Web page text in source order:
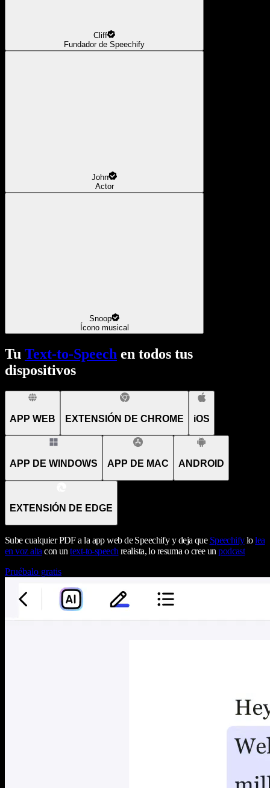
Cliff
Fundador de Speechify
John
Actor
Snoop
Ícono musical
Tu Text-to-Speech en todos tus
dispositivos
APP WEB EXTENSIÓN DE CHROME iOS
APP DE WINDOWS APP DE MAC ANDROID
EXTENSIÓN DE EDGE
Sube cualquier PDF a la app web de Speechify y deja que Speechifylolea
en voz alta con untext-to-speech realista, lo resuma o cree unpodcast
Pruébalo gratis